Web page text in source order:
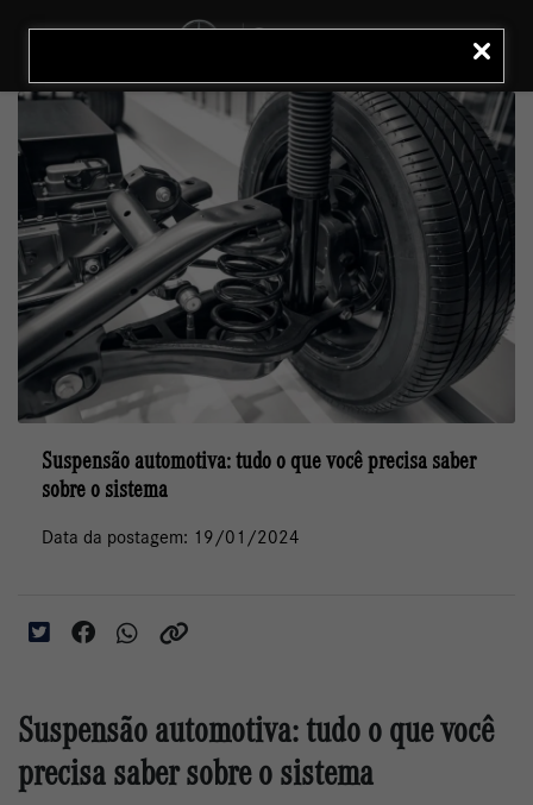
LIGAR
Suspensão automotiva: tudo o que você precisa saber
sobre o sistema
Data da postagem: 19/01/2024
Suspensão automotiva: tudo o que você
precisa saber sobre o sistema